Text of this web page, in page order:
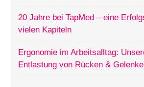
20 Jahre bei TapMed – eine
vielen Kapiteln
Ergonomie im Arbeitsalltag:
Entlastung von Rücken &